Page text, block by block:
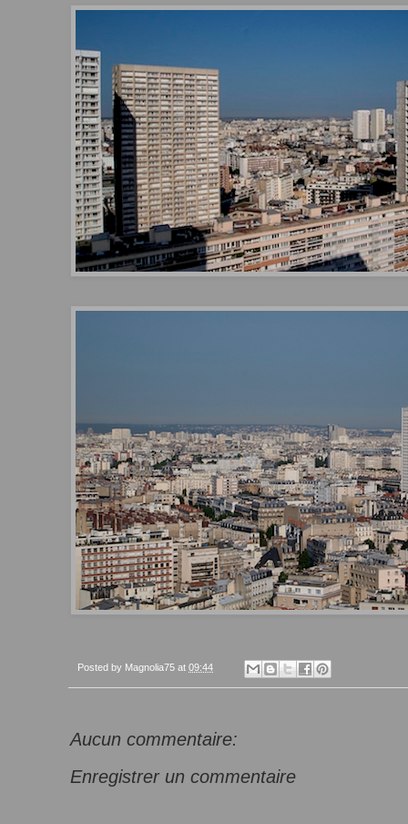
Posted by Magnolia75 at 09:44
Aucun commentaire:
Enregistrer un commentaire